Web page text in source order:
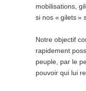
mobilisations,
si nos « gilets »
Notre objectif
rapidement
peuple, par le
pouvoir qui lui